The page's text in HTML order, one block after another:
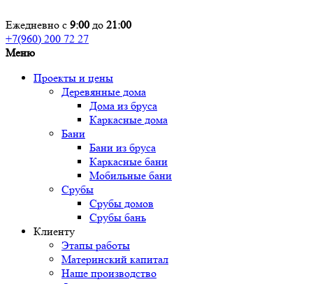
Ежедневно с 9:00 до 21:00
+7(960) 200 72 27
Меню
Проекты и цены
Деревянные дома
Дома из бруса
Каркасные дома
Бани
Бани из бруса
Каркасные бани
Мобильные бани
Срубы
Срубы домов
Срубы бань
Клиенту
Этапы работы
Материнский капитал
Наше производство